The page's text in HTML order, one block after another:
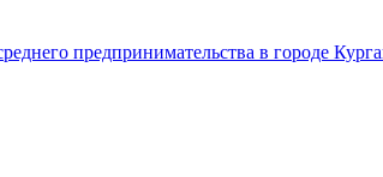
предпринимательства в городе